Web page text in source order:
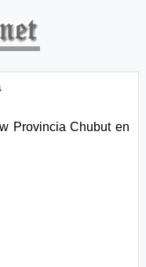
Provincia Chubut en